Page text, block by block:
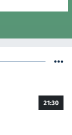
21:30